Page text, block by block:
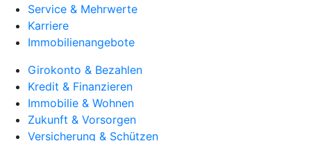
Service & Mehrwerte
Karriere
Immobilienangebote
Girokonto & Bezahlen
Kredit & Finanzieren
Immobilie & Wohnen
Zukunft & Vorsorgen
Versicherung & Schützen